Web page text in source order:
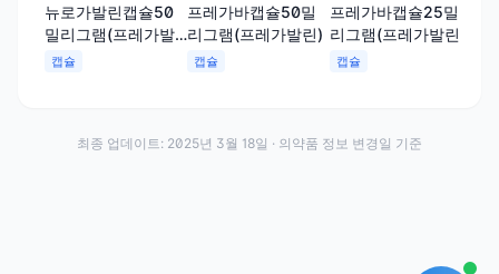
뉴로가발린캡슐50
밀리그램(프레가발
린)
캡슐
프레가바캡슐50밀
리그램(프레가발린)
캡슐
프레가바캡슐25밀
리그램(프레가발린)
캡슐
최종 업데이트: 2025년 3월 18일 · 의약품 정보 변경일 기준